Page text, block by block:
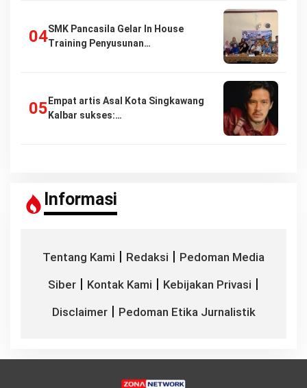
SMK Pancasila Gelar In House
Training Penyusunan…
Empat artis Asal Kota Singkawang
Kalbar sukses:…
Informasi
Tentang Kami | Redaksi | Pedoman Media
Siber | Kontak Kami | Kebijakan Privasi |
Disclaimer| Pedoman Etika Jurnalistik